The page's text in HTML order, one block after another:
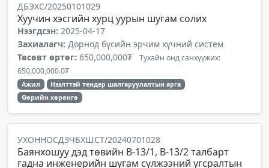
ДБЭХС/20250101029
Хуучин хэсгийн хурц уурын шугам солих
Нээгдсэн: 2025-04-17
Захиалагч: Дорнод бүсийн эрчим хүчний систем
Төсөвт өртөг: 650,000,000₮ Тухайн онд санхүүжих:
650,000,000.0₮
Ажил
Нээлттэй тендер шалгаруулалтын арга
Өөрийн хөрөнгө
УХОННОСДЗЧБХШСТ/20240701028
Баянхошуу дэд төвийн B-13/1, В-13/2 талбарт
гадна инженерийн шугам сүлжээний угсралтын